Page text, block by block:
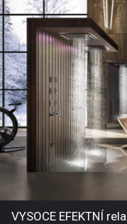
VYSOCE EFEKTNÍ